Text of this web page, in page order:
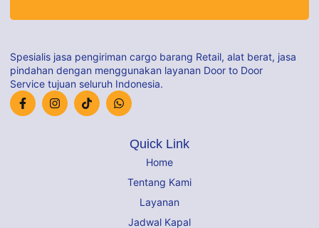
Spesialis jasa pengiriman cargo barang Retail, alat berat, jasa
pindahan dengan menggunakan layanan Door to Door
Service tujuan seluruh Indonesia.
Quick Link
Home
Tentang Kami
Layanan
Jadwal Kapal